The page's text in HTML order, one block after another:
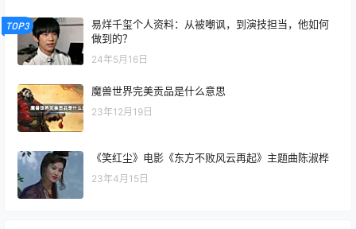
TOP3
易烊千玺个人资料：从被嘲讽，到演技担当，他如何
做到的？
24年5月16日
魔兽世界完美贡品是什么意思
23年12月19日
《笑红尘》电影《东方不败风云再起》主题曲陈淑桦
23年4月15日